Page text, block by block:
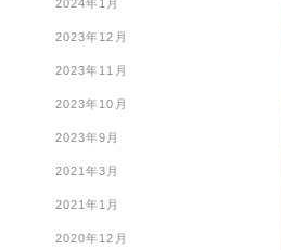
2024年1月
2023年12月
2023年11月
2023年10月
2023年9月
2021年3月
2021年1月
2020年12月